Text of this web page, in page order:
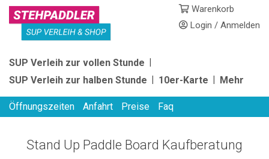
Skip
content
STEHPADDLER
SUP
VERLEIH
Login / Anmelden
Warenkorb
SUP Verleih zur vollen Stunde
SUP Verleih zur halben Stunde
10er-Karte Mehr
Öffnungszeiten Anfahrt Preise Faq
Stand Up Paddle Board Kaufberatung